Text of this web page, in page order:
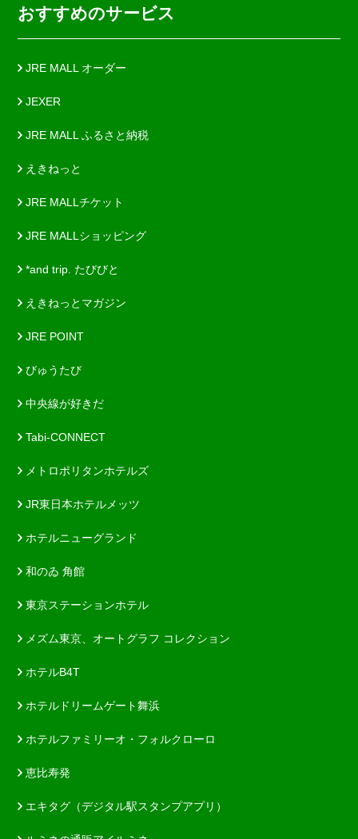
おすすめのサービス
JRE MALL オーダー
JEXER
JRE MALL ふるさと納税
えきねっと
JRE MALLチケット
JRE MALLショッピング
*and trip. たびびと
えきねっとマガジン
JRE POINT
びゅうたび
中央線が好きだ
Tabi-CONNECT
メトロポリタンホテルズ
JR東日本ホテルメッツ
ホテルニューグランド
和のゐ 角館
東京ステーションホテル
メズム東京、オートグラフ コレクション
ホテルB4T
ホテルドリームゲート舞浜
ホテルファミリーオ・フォルクローロ
恵比寿発
エキタグ（デジタル駅スタンプアプリ）